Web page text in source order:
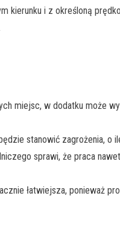
kierunku i z określoną
miejsc, w dodatku może
stanowić zagrożenia, o
sprawi, że praca
łatwiejsza, ponieważ